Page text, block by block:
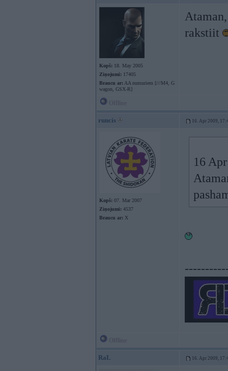
Kopš: 18. May 2005
Ziņojumi: 17405
Braucu ar: AA numuriem [///M4, G
wagon, GSX-R]
rakstiit
runcis 16. Apr 2009,
Kopš: 07. Mar 2007
Ziņojumi: 4537
Braucu ar: X
16
RaL 16. Apr 2009,